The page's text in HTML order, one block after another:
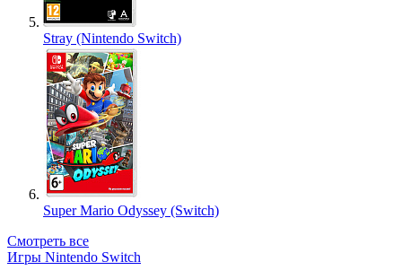
Stray (Nintendo Switch)
Super Mario Odyssey (Switch)
Смотреть все
Игры Nintendo Switch